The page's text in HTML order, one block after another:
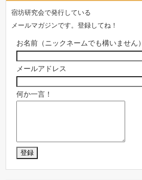
宿坊研究会で発行している
メールマガジンです。登録してね！
お名前（ニックネームでも構いません）
メールアドレス
何か一言！